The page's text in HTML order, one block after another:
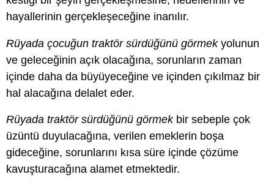
hayallerinin gerçekleşeceğine inanılır.
Rüyada çocuğun traktör sürdüğünü görmekyolunun
ve geleceğinin açık olacağına, sorunların zaman
içinde daha da büyüyeceğine ve içinden çıkılmaz bir
hal alacağına delalet eder.
Rüyada traktör sürdüğünü görmekbir sebeple çok
üzüntü duyulacağına, verilen emeklerin boşa
gideceğine, sorunlarını kısa süre içinde çözüme
kavuşturacağına alamet etmektedir.